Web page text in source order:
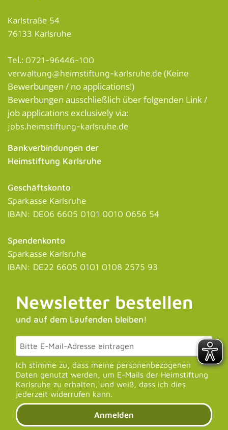
Karlstraße 54
76133 Karlsruhe
Tel.: 0721-96446-100
verwaltung@heimstiftung-karlsruhe.de (Keine
Bewerbungen / no applications!)
Bewerbungen ausschließlich über folgenden Link /
job applications exclusively via:
jobs.heimstiftung-karlsruhe.de
Bankverbindungen der
Heimstiftung Karlsruhe
Geschäftskonto
Sparkasse Karlsruhe
IBAN: DE06 6605 0101 0010 0656 54
Spendenkonto
Sparkasse Karlsruhe
IBAN: DE22 6605 0101 0108 2575 93
Newsletter bestellen
und auf dem Laufenden bleiben!
Ich stimme zu, dass meine personenbezogenen
Daten genutzt werden, um E-Mails der Heimstiftung
Karlsruhe zu erhalten, und weiß, dass ich dies
jederzeit widerrufen kann.
Anmelden